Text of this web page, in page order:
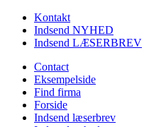
Kontakt
Indsend NYHED
Indsend LÆSERBREV
Contact
Eksempelside
Find firma
Forside
Indsend læserbrev